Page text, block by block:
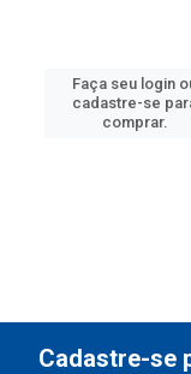
Faça seu login
cadastre-se
comprar.
Cadastre-se